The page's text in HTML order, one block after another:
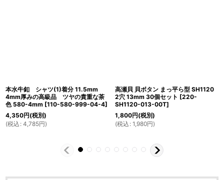
本水牛釦 シャツ(1)着分 11.5mm
4mm厚みの高級品 ツヤの貴重な茶
色 580-4mm [110-580-999-04-4]
4,350円(税別)
(税込 : 4,785円)
高瀬貝 貝ボタン まっ平ら型 SH1120
2穴 13mm 30個セット [220-
SH1120-013-00T]
1,800円(税別)
(税込 : 1,980円)